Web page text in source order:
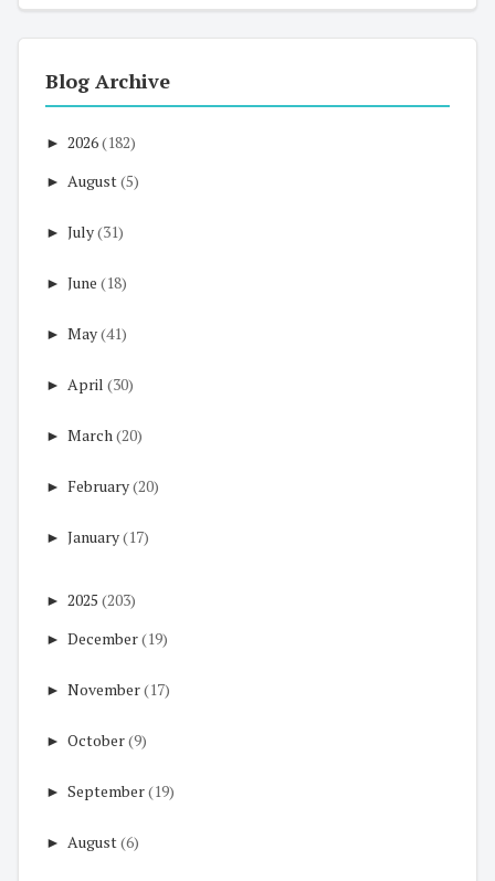
Blog Archive
► 2026(182)
► August(5)
► July(31)
► June (18)
► May(41)
► April (30)
► March(20)
► February(20)
► January(17)
► 2025 (203)
► December(19)
► November(17)
► October(9)
► September(19)
► August(6)